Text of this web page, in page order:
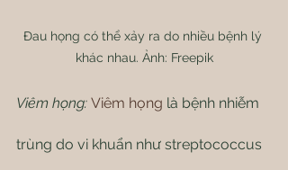
Đau họng có thể xảy ra do nhiều bệnh lý
khác nhau. Ảnh: Freepik
Viêm họng: Viêm họng là bệnh nhiễm
trùng do vi khuẩn như streptococcus